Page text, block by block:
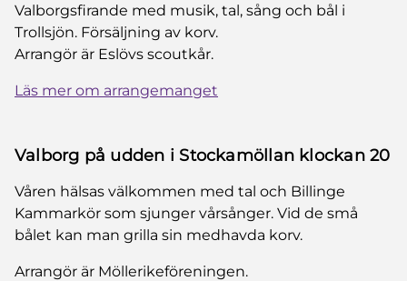
Valborgsfirande med musik, tal, sång och bål i
Trollsjön. Försäljning av korv.
Arrangör är Eslövs scoutkår.
Läs mer om arrangemanget
Valborg på udden i Stockamöllan klockan 20
Våren hälsas välkommen med tal och Billinge
Kammarkör som sjunger vårsånger. Vid de små
bålet kan man grilla sin medhavda korv.
Arrangör är Möllerikeföreningen.